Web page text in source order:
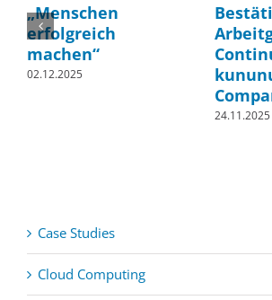
„Menschen
erfolgreich
machen“
02.12.2025
24.11.2025
Case Studies
Cloud Computing